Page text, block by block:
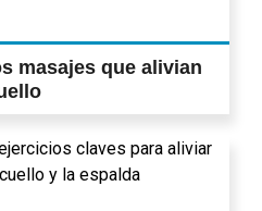
masajes que alivian